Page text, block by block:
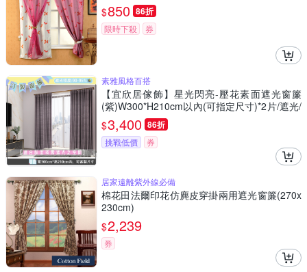
$850 86折
限時下殺 券
素雅風格百搭
【宜欣居傢飾】星光閃亮-壓花素面遮光窗簾
(紫)W300*H210cm以內(可指定尺寸)*2片/遮光/
摺景/落地/窗簾/台灣製MIT
$3,400 86折
挑戰低價 券
居家遠離紫外線必備
棉花田法爾印花仿麂皮穿掛兩用遮光窗簾(270x
230cm)
$2,239
券